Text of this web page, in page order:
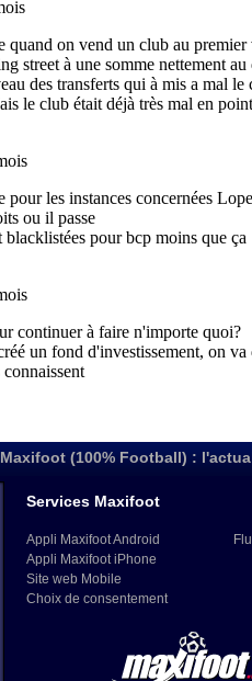
Maxifoot (100% Football) :
Services Maxifoot
Appli Maxifoot Android
Appli Maxifoot iPhone
Site web Mobile
Choix de consentement